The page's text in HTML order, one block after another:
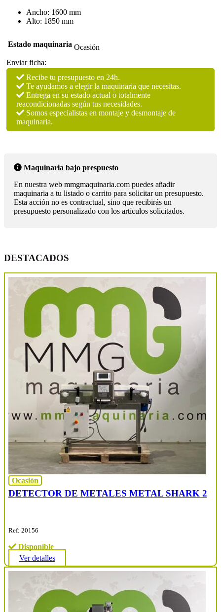
inoxidable
para
bancada
capacidad
2.000
litros
cantidad
Ancho: 1600 mm
Alto: 1850 mm
Estado maquinaria Ocasión
Enviar ficha:
Recibe tu presupuesto en 24h.
Te ayudamos a elegir la maquinaria que necesitas.
Entrega en su estado actual o totalmente
reacondicionadas según tus necesidades.
Somos especialistas en montaje y desmontaje de
maquinaria.
Maquinaria bajo prespuesto
En nuestra web mmgmaquinaria.com puedes añadir
maquinaria a tu listado o carrito para solicitar un presupuesto.
Esta acción no es contractual, sino que recibirás un
presupuesto personalizado con los artículos solicitados.
DESTACADOS
Ocasión
DETECTOR DE METALES METAL SHARK 2
Ref: 20156
Disponible
Ver detalles